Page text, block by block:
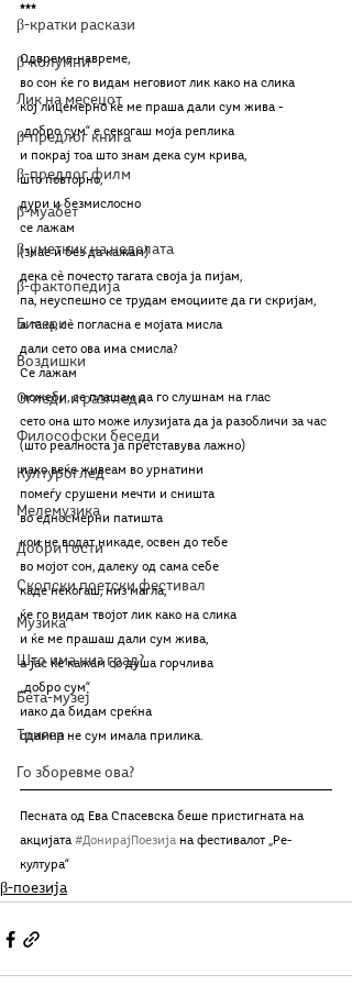
β-кратки раскази
β-колумни
Лик на месецот
β-предлог книга
β-предлог филм
β-муабет
β-уметник на неделата
β-фактопедија
Бисери
Воздишки
Огледи и разгледи
Философски беседи
Културоглед
Мелемузика
Добри гости
Скопски поетски фестивал
Музика
Што има низ град?
Бета-музеј
Тригер
Го зборевме ова?
***
Одвреме-навреме,
во сон ќе го видам неговиот лик како на слика
кој лицемерно ќе ме праша дали сум жива -
„добро сум“ е секогаш моја реплика
и покрај тоа што знам дека сум крива,
што повторно,
дури и безмислосно
се лажам
(знае и без да кажам)
дека сѐ почесто тагата своја ја пијам,
па, неуспешно се трудам емоциите да ги скријам,
а така, сѐ погласна е мојата мисла
дали сето ова има смисла?
Се лажам
можеби, се плашам да го слушнам на глас
сето она што може илузијата да ја разобличи за час
(што реалноста ја претставува лажно)
иако веќе живеам во урнатини
помеѓу срушени мечти и сништа
во едносмерни патишта
кои не водат никаде, освен до тебе
во мојот сон, далеку од сама себе
каде некогаш, низ магла,
ќе го видам твојот лик како на слика
и ќе ме прашаш дали сум жива,
а јас ќе кажам со душа горчлива
„добро сум“
иако да бидам среќна
одамна не сум имала прилика.
Песната од Ева Спасевска беше пристигната на
акцијата #ДонирајПоезија на фестивалот „Ре-
култура“
β-поезија